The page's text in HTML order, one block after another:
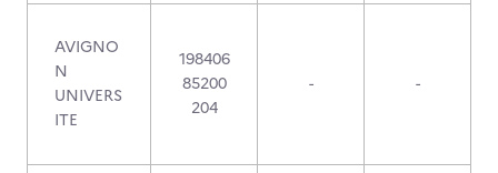
AVIGNO
N
UNIVERS
ITE
198406
85200
204
- -